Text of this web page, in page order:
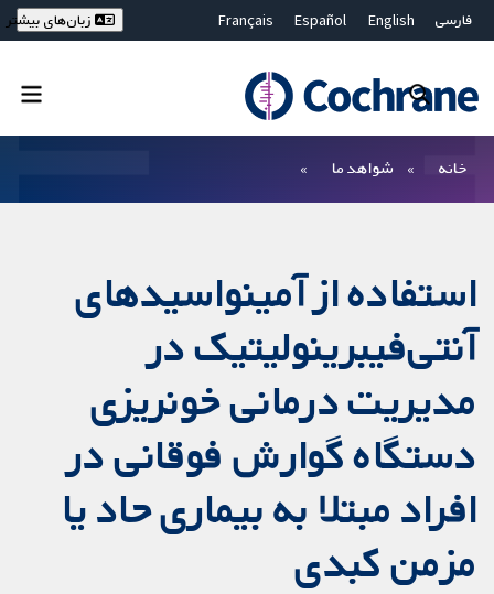
فارسی English
Español
Français
Bahasa Malaysia
ไทย
繁體中文
زبان‌های بیشتر
خانه شواهد ما
استفاده از آمینواسیدهای
آنتی‌فیبرینولیتیک در
مدیریت درمانی خونریزی
دستگاه گوارش فوقانی در
افراد مبتلا به بیماری حاد یا
مزمن کبدی